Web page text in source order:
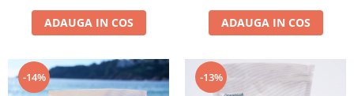
ADAUGA IN COS ADAUGA IN COS
-14% -13%